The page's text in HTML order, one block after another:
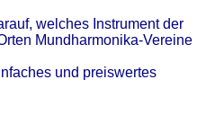
welches Instrument der
Mundharmonika-Vereine
und preiswertes